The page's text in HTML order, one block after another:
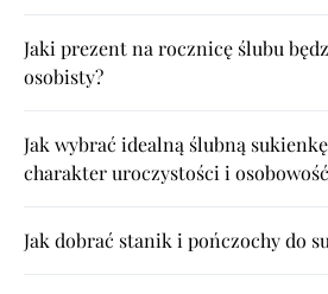
Jaki prezent na rocznicę ślubu
osobisty?
Jak wybrać idealną ślubną
charakter uroczystości i
Jak dobrać stanik i pończochy do